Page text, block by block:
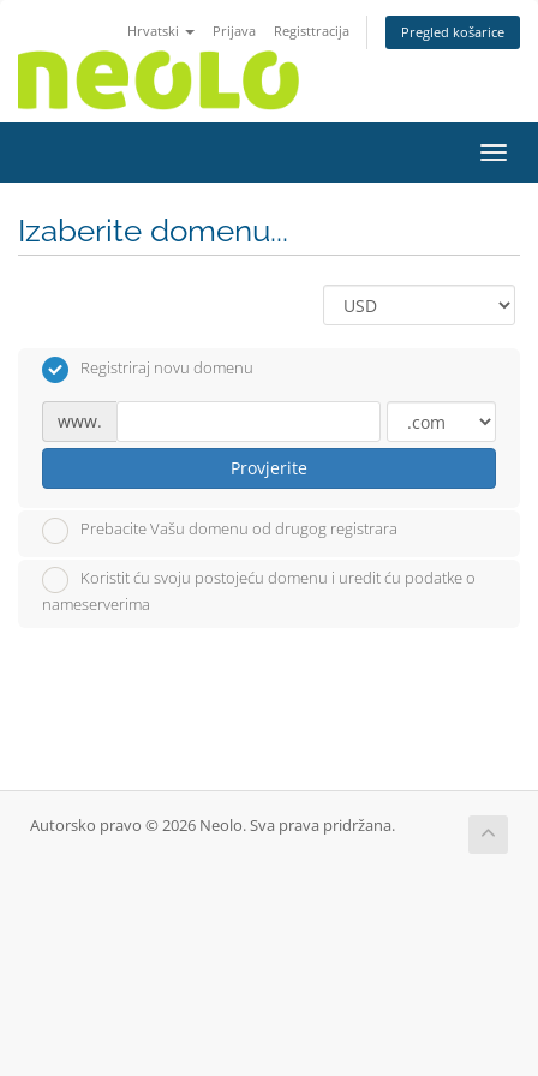
Hrvatski Prijava Registtracija Pregled košarice
Izaberite domenu...
Registriraj novu domenu
www.
Provjerite
Prebacite Vašu domenu od drugog registrara
Koristit ću svoju postojeću domenu i uredit ću podatke o
nameserverima
Autorsko pravo © 2026 Neolo. Sva prava pridržana.